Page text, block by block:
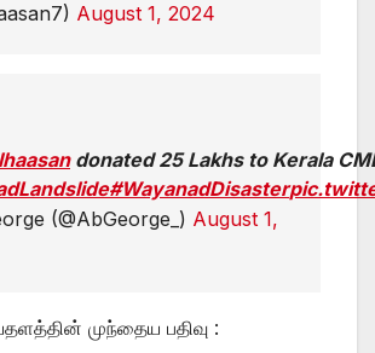
August 1, 2024
donated 25 Lakhs to Kerala
#WayanadDisaster
(@AbGeorge_) August 1,
முந்தைய பதிவு :